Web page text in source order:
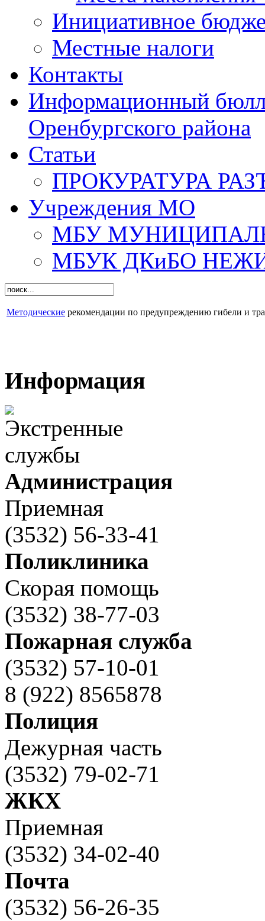
Инициативное
Местные налоги
Контакты
Информационный
Оренбургского района
Статьи
ПРОКУРАТУРА
Учреждения МО
МБУ
МБУК ДКиБО
Методические рекомендации по предупреждению гибели и
Информация
Администрация
Приемная
(3532) 56-33-41
Поликлиника
Скорая помощь
(3532) 38-77-03
Пожарная служба
(3532) 57-10-01
8 (922) 8565878
Полиция
Дежурная часть
(3532) 79-02-71
ЖКХ
Приемная
(3532) 34-02-40
Почта
(3532) 56-26-35